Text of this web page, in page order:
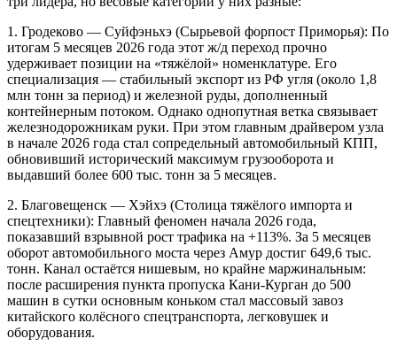
1. Гродеково — Суйфэньхэ (Сырьевой форпост Приморья): По
итогам 5 месяцев 2026 года этот ж/д переход прочно
удерживает позиции на «тяжёлой» номенклатуре. Его
специализация — стабильный экспорт из РФ угля (около 1,8
млн тонн за период) и железной руды, дополненный
контейнерным потоком. Однако однопутная ветка связывает
железнодорожникам руки. При этом главным драйвером узла
в начале 2026 года стал сопредельный автомобильный КПП,
обновивший исторический максимум грузооборота и
выдавший более 600 тыс. тонн за 5 месяцев.
2. Благовещенск — Хэйхэ (Столица тяжёлого импорта и
спецтехники): Главный феномен начала 2026 года,
показавший взрывной рост трафика на +113%. За 5 месяцев
оборот автомобильного моста через Амур достиг 649,6 тыс.
тонн. Канал остаётся нишевым, но крайне маржинальным:
после расширения пункта пропуска Кани-Курган до 500
машин в сутки основным коньком стал массовый завоз
китайского колёсного спецтранспорта, легковушек и
оборудования.